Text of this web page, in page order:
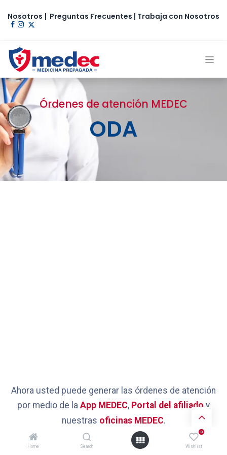
Home Search
0
Wishlist
Nosotros | Preguntas Frecuentes | Trabaja con Nosotros​
Órdenes de atención MEDEC
ODA
Ahora usted puede generar las órdenes de atención
por medio de la App MEDEC, Portal del afiliado y
nuestras oficinas MEDEC.